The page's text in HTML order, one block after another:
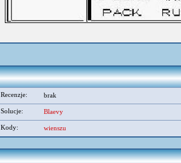
Recenzje: brak
Solucje: Blaevy
Kody: wienszu